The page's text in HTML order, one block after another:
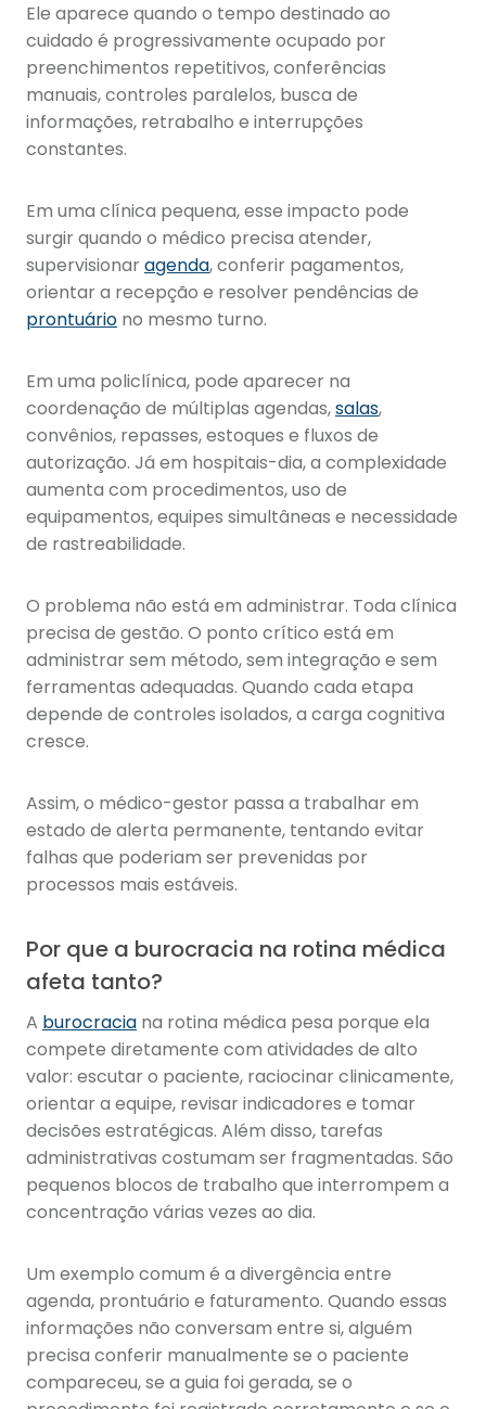
Ele aparece quando o tempo destinado ao
cuidado é progressivamente ocupado por
preenchimentos repetitivos, conferências
manuais, controles paralelos, busca de
informações, retrabalho e interrupções
constantes.
Em uma clínica pequena, esse impacto pode
surgir quando o médico precisa atender,
supervisionaragenda, conferir pagamentos,
orientar a recepção e resolver pendências de
prontuário no mesmo turno.
Em uma policlínica, pode aparecer na
coordenação de múltiplas agendas,salas,
convênios, repasses, estoques e fluxos de
autorização. Já em hospitais-dia, a complexidade
aumenta com procedimentos, uso de
equipamentos, equipes simultâneas e necessidade
de rastreabilidade.
O problema não está em administrar. Toda clínica
precisa de gestão. O ponto crítico está em
administrar sem método, sem integração e sem
ferramentas adequadas. Quando cada etapa
depende de controles isolados, a carga cognitiva
cresce.
Assim, o médico-gestor passa a trabalhar em
estado de alerta permanente, tentando evitar
falhas que poderiam ser prevenidas por
processos mais estáveis.
Por que a burocracia na rotina médica
afeta tanto?
A burocracia na rotina médica pesa porque ela
compete diretamente com atividades de alto
valor: escutar o paciente, raciocinar clinicamente,
orientar a equipe, revisar indicadores e tomar
decisões estratégicas. Além disso, tarefas
administrativas costumam ser fragmentadas. São
pequenos blocos de trabalho que interrompem a
concentração várias vezes ao dia.
Um exemplo comum é a divergência entre
agenda, prontuário e faturamento. Quando essas
informações não conversam entre si, alguém
precisa conferir manualmente se o paciente
compareceu, se a guia foi gerada, se o